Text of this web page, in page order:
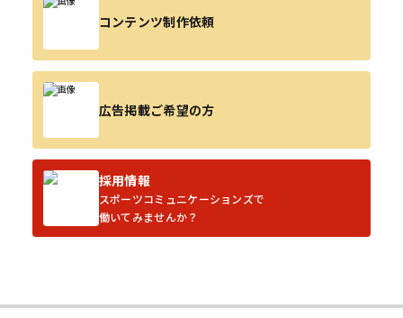
コンテンツ制作依頼
広告掲載ご希望の方
採用情報
スポーツコミュニケーションズで
働いてみませんか？